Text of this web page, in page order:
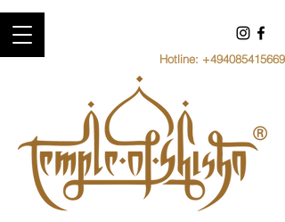
Hotline: +494085415669